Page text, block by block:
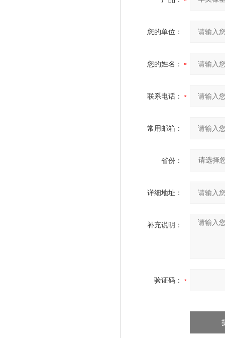
您的单位：
您的姓名：
联系电话：
常用邮箱：
省份：
详细地址：
补充说明：
验证码：